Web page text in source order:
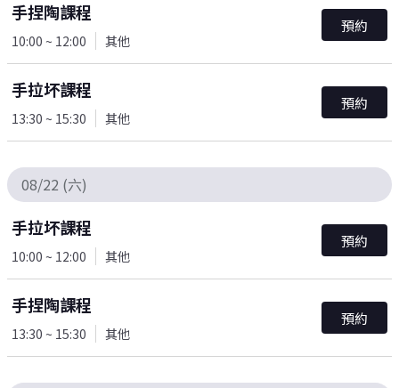
手捏陶課程
10:00 ~ 12:00 其他
預約
手拉坏課程
13:30 ~ 15:30 其他
預約
08/22 (六)
手拉坏課程
10:00 ~ 12:00 其他
預約
手捏陶課程
13:30 ~ 15:30 其他
預約